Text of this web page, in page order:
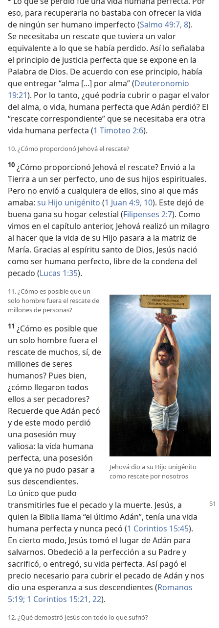
eso, para recuperarla no bastaba con ofrecer la vida
de ningún ser humano imperfecto (Salmo 49:7, 8).
Se necesitaba un rescate que tuviera un valor
equivalente a lo que se había perdido. Así lo señalaba
el principio de justicia perfecta que se expone en la
Palabra de Dios. De acuerdo con ese principio, había
que entregar “alma [...] por alma” (Deuteronomio
19:21). Por lo tanto, ¿qué podría cubrir o pagar el valor
del alma, o vida, humana perfecta que Adán perdió? El
“rescate correspondiente” que se necesitaba era otra
vida humana perfecta (1 Timoteo 2:6).
10. ¿Cómo proporcionó Jehová el rescate?
10 ¿Cómo proporcionó Jehová el rescate? Envió a la
Tierra a un ser perfecto, uno de sus hijos espirituales.
Pero no envió a cualquiera de ellos, sino al que más
amaba: su Hijo unigénito (1 Juan 4:9, 10). Este dejó de
buena gana su hogar celestial (Filipenses 2:7). Como
vimos en el capítulo anterior, Jehová realizó un milagro
al hacer que la vida de su Hijo pasara a la matriz de
María. Gracias al espíritu santo de Dios, Jesús nació
como ser humano perfecto, libre de la condena del
pecado (Lucas 1:35).
Jehová dio a su Hijo unigénito
como rescate por nosotros
11. ¿Cómo es posible que un
solo hombre fuera el rescate de
millones de personas?
11 ¿Cómo es posible que
un solo hombre fuera el
rescate de muchos, sí, de
millones de seres
humanos? Pues bien,
¿cómo llegaron todos
ellos a ser pecadores?
Recuerde que Adán pecó
y de este modo perdió
una posesión muy
valiosa: la vida humana
perfecta, una posesión
que ya no pudo pasar a
sus descendientes.
Lo único que pudo
transmitirles fue el pecado y la muerte. Jesús, a
quien la Biblia llama “el último Adán”, tenía una vida
humana perfecta y nunca pecó (1 Corintios 15:45).
En cierto modo, Jesús tomó el lugar de Adán para
salvarnos. Obedeció a la perfección a su Padre y
sacrificó, o entregó, su vida perfecta. Así pagó el
precio necesario para cubrir el pecado de Adán y nos
dio una esperanza a sus descendientes (Romanos
5:19; 1 Corintios 15:21, 22).
12. ¿Qué demostró Jesús con todo lo que sufrió?